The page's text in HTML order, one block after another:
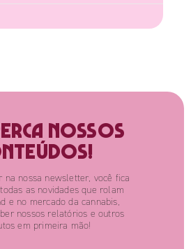
nossos
na nossa newsletter, você fica
as novidades que rolam
e no mercado da cannabis,
nossos relatórios e outros
em primeira mão!